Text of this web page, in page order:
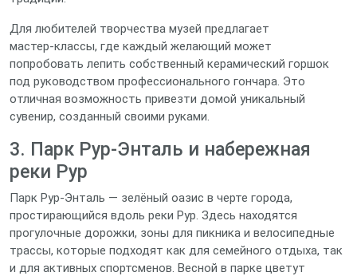
Для любителей творчества музей предлагает
мастер‑классы, где каждый желающий может
попробовать лепить собственный керамический горшок
под руководством профессионального гончара. Это
отличная возможность привезти домой уникальный
сувенир, созданный своими руками.
3. Парк Рур-Энталь и набережная
реки Рур
Парк Рур-Энталь — зелёный оазис в черте города,
простирающийся вдоль реки Рур. Здесь находятся
прогулочные дорожки, зоны для пикника и велосипедные
трассы, которые подходят как для семейного отдыха, так
и для активных спортсменов. Весной в парке цветут